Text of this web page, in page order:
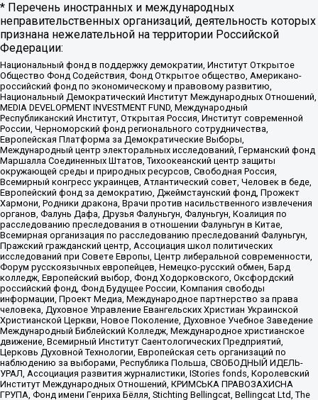
* Перечень иностранных и международных
неправительственных организаций, деятельность которых
признана нежелательной на территории Российской
Федерации:
Национальный фонд в поддержку демократии, Институт Открытое
Общество Фонд Содействия, Фонд Открытое общество, Американо-
российский фонд по экономическому и правовому развитию,
Национальный Демократический Институт Международных Отношений,
MEDIA DEVELOPMENT INVESTMENT FUND, Международный
Республиканский Институт, Открытая Россия, Институт современной
России, Черноморский фонд регионального сотрудничества,
Европейская Платформа за Демократические Выборы,
Международный центр электоральных исследований, Германский фонд
Маршалла Соединенных Штатов, Тихоокеанский центр защиты
окружающей среды и природных ресурсов, Свободная Россия,
Всемирный конгресс украинцев, Атлантический совет, Человек в беде,
Европейский фонд за демократию, Джеймстаунский фонд, Прожект
Хармони, Родники дракона, Врачи против насильственного извлечения
органов, Фалунь Дафа, Друзья Фалуньгун, Фалуньгун, Коалиция по
расследованию преследования в отношении Фалуньгун в Китае,
Всемирная организация по расследованию преследований Фалуньгун,
Пражский гражданский центр, Ассоциация школ политических
исследований при Совете Европы, Центр либеральной современности,
Форум русскоязычных европейцев, Немецко-русский обмен, Бард
колледж, Европейский выбор, Фонд Ходорковского, Оксфордский
российский фонд, Фонд Будущее России, Компания свободы
информации, Проект Медиа, Международное партнерство за права
человека, Духовное Управление Евангельских Христиан Украинской
Христианской Церкви, Новое Поколение, Духовное Учебное Заведение
Международный Библейский Колледж, Международное христианское
движение, Всемирный Институт Саентологических Предприятий,
Церковь Духовной Технологии, Европейская сеть организаций по
наблюдению за выборами, Республика Польша, СВОБОДНЫЙ ИДЕЛЬ-
УРАЛ, Ассоциация развития журналистики, IStories fonds, Королевский
Институт Международных Отношений, КРИМСЬКА ПРАВОЗАХИСНА
ГРУПА, Фонд имени Генриха Бёлля, Stichting Bellingcat, Bellingcat Ltd, The